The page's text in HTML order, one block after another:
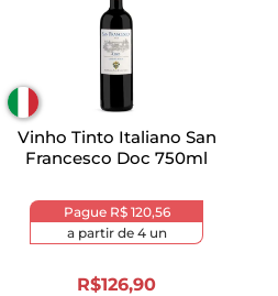
Vinho Tinto Italiano San
Francesco Doc 750ml
Pague R$ 120,56
a partir de 4un
R$126,90
leite
biscoito
carne moida